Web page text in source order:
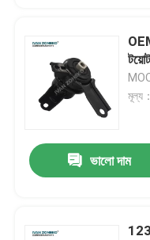
মূল্য
ভালো দাম